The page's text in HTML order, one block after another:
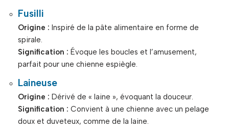
Fusilli
Origine : Inspiré de la pâte alimentaire en forme de
spirale.
Signification : Évoque les boucles et l’amusement,
parfait pour une chienne espiègle.
Laineuse
Origine : Dérivé de « laine », évoquant la douceur.
Signification : Convient à une chienne avec un pelage
doux et duveteux, comme de la laine.